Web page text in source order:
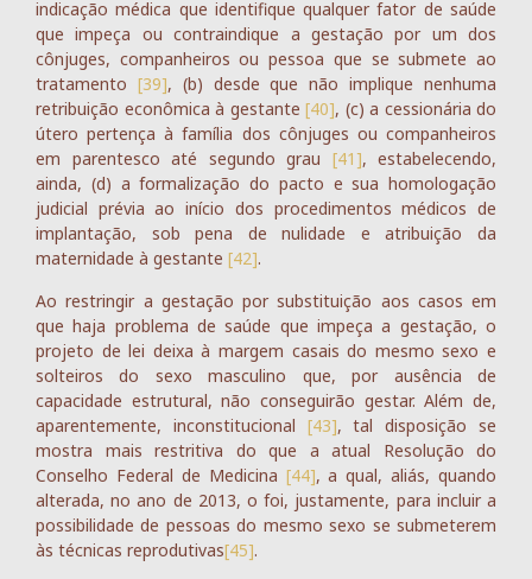
indicação médica que identifique qualquer fator de saúde
que impeça ou contraindique a gestação por um dos
cônjuges, companheiros ou pessoa que se submete ao
tratamento [39], (b) desde que não implique nenhuma
retribuição econômica à gestante [40], (c) a cessionária do
útero pertença à família dos cônjuges ou companheiros
em parentesco até segundo grau [41], estabelecendo,
ainda, (d) a formalização do pacto e sua homologação
judicial prévia ao início dos procedimentos médicos de
implantação, sob pena de nulidade e atribuição da
maternidade à gestante [42].
Ao restringir a gestação por substituição aos casos em
que haja problema de saúde que impeça a gestação, o
projeto de lei deixa à margem casais do mesmo sexo e
solteiros do sexo masculino que, por ausência de
capacidade estrutural, não conseguirão gestar. Além de,
aparentemente, inconstitucional [43], tal disposição se
mostra mais restritiva do que a atual Resolução do
Conselho Federal de Medicina [44], a qual, aliás, quando
alterada, no ano de 2013, o foi, justamente, para incluir a
possibilidade de pessoas do mesmo sexo se submeterem
às técnicas reprodutivas[45].